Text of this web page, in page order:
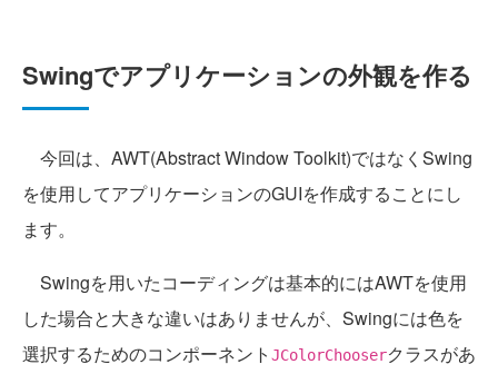
Swingでアプリケーションの外観を作る
今回は、AWT(Abstract Window Toolkit)ではなくSwing
を使用してアプリケーションのGUIを作成することにし
ます。
Swingを用いたコーディングは基本的にはAWTを使用
した場合と大きな違いはありませんが、Swingには色を
選択するためのコンポーネント JColorChooserクラスがあ